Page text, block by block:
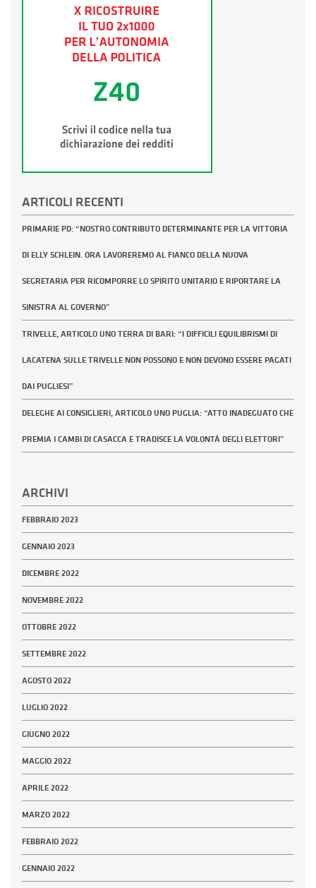
ARTICOLI RECENTI
PRIMARIE PD: “NOSTRO CONTRIBUTO DETERMINANTE PER LA VITTORIA
DI ELLY SCHLEIN. ORA LAVOREREMO AL FIANCO DELLA NUOVA
SEGRETARIA PER RICOMPORRE LO SPIRITO UNITARIO E RIPORTARE LA
SINISTRA AL GOVERNO”
TRIVELLE, ARTICOLO UNO TERRA DI BARI: “I DIFFICILI EQUILIBRISMI DI
LACATENA SULLE TRIVELLE NON POSSONO E NON DEVONO ESSERE PAGATI
DAI PUGLIESI”
DELEGHE AI CONSIGLIERI, ARTICOLO UNO PUGLIA: “ATTO INADEGUATO CHE
PREMIA I CAMBI DI CASACCA E TRADISCE LA VOLONTÀ DEGLI ELETTORI”
ARCHIVI
FEBBRAIO 2023
GENNAIO 2023
DICEMBRE 2022
NOVEMBRE 2022
OTTOBRE 2022
SETTEMBRE 2022
AGOSTO 2022
LUGLIO 2022
GIUGNO 2022
MAGGIO 2022
APRILE 2022
MARZO 2022
FEBBRAIO 2022
GENNAIO 2022